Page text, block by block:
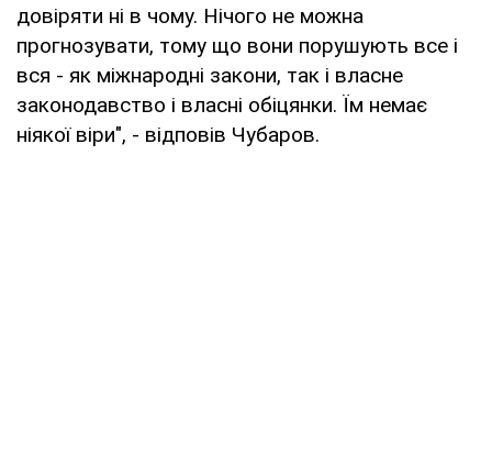
довіряти ні в чому. Нічого не можна
прогнозувати, тому що вони порушують все і
вся - як міжнародні закони, так і власне
законодавство і власні обіцянки. Їм немає
ніякої віри", - відповів Чубаров.